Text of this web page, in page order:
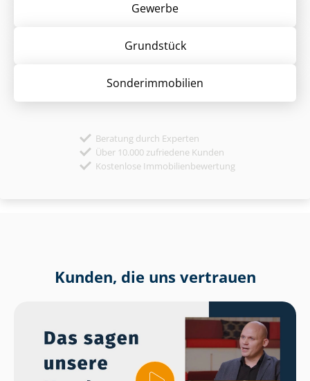
Gewerbe
Grund­stück
Sonder­immobilien
Beratung durch Experten
Über 10.000 zufriedene Kunden
Kostenlose Immobilienbewertung
Kunden, die uns vertrauen